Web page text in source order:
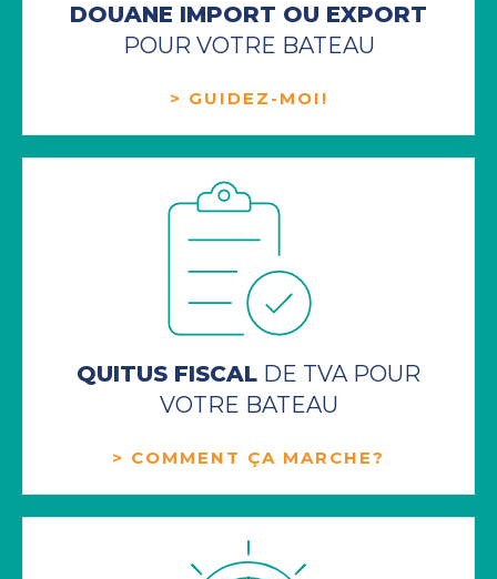
DOUANE IMPORT OU EXPORT
POUR VOTRE BATEAU
> GUIDEZ-MOI!
QUITUS FISCAL DE TVA POUR
VOTRE BATEAU
> COMMENT ÇA MARCHE?